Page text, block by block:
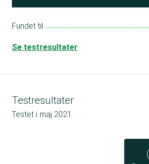
Fundet til
Se testresultater
Testresultater
Testet i maj 2021